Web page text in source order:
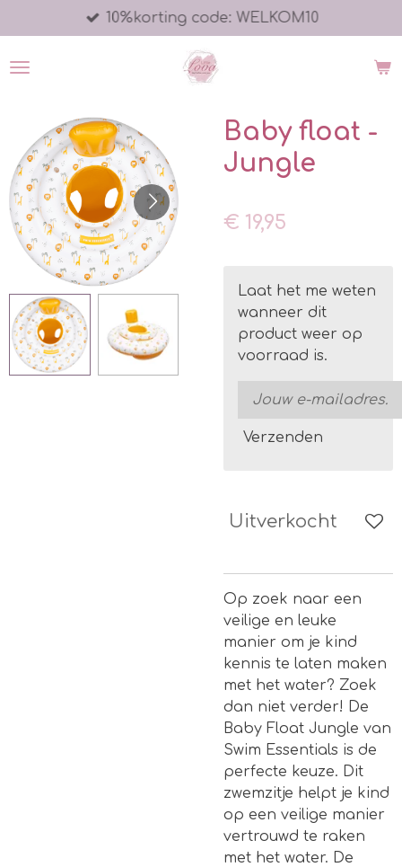
direct
naar
10%korting code: WELKOM10
Baby float -
Jungle
€ 19,95
Laat het me weten
wanneer dit
product weer op
voorraad is.
Verzenden
Uitverkocht
Op zoek naar een
veilige en leuke
manier om je kind
kennis te laten maken
met het water? Zoek
dan niet verder! De
Baby Float Jungle van
Swim Essentials is de
perfecte keuze. Dit
zwemzitje helpt je kind
op een veilige manier
vertrouwd te raken
met het water. De